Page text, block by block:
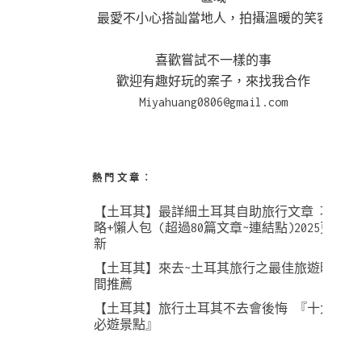
最愛不小心搭訕當地人，拍攝溫暖的笑容
喜歡嘗試不一樣的事
歡迎有趣好玩的案子，來找我合作
Miyahuang0806@gmail.com
熱門文章︰
【土耳其】最詳細土耳其自助旅行文章 攻
略+懶人包 (超過80篇文章~連結點)2025更
新
【土耳其】來去~土耳其旅行之最佳旅遊時
間推薦
【土耳其】旅行土耳其不去會後悔 『十大
必遊景點』